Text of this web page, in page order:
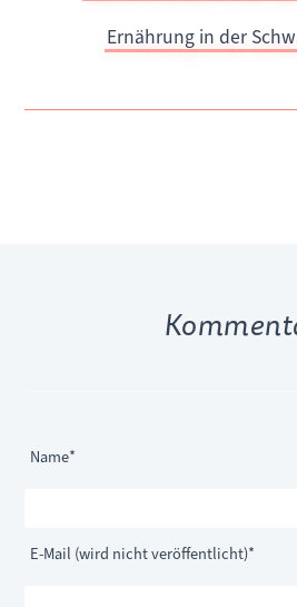
Ernährung in der
Pflichtfeld
Name*
Pflichtfeld
E-Mail (wird nicht veröffentlicht)*